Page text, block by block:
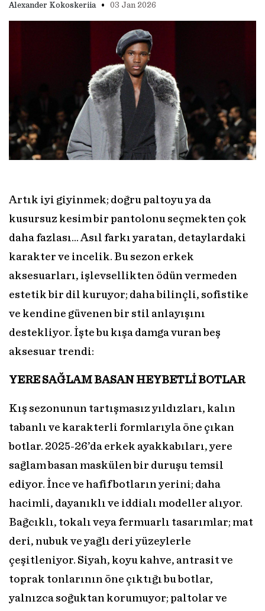
Alexander Kokoskeriia • 03 Jan 2026
Artık iyi giyinmek; doğru paltoyu ya da
kusursuz kesim bir pantolonu seçmekten çok
daha fazlası... Asıl farkı yaratan, detaylardaki
karakter ve incelik. Bu sezon erkek
aksesuarları, işlevsellikten ödün vermeden
estetik bir dil kuruyor; daha bilinçli, sofistike
ve kendine güvenen bir stil anlayışını
destekliyor. İşte bu kışa damga vuran beş
aksesuar trendi:
YERE SAĞLAM BASAN HEYBETLİ BOTLAR
Kış sezonunun tartışmasız yıldızları, kalın
tabanlı ve karakterli formlarıyla öne çıkan
botlar. 2025-26’da erkek ayakkabıları, yere
sağlam basan maskülen bir duruşu temsil
ediyor. İnce ve hafif botların yerini; daha
hacimli, dayanıklı ve iddialı modeller alıyor.
Bağcıklı, tokalı veya fermuarlı tasarımlar; mat
deri, nubuk ve yağlı deri yüzeylerle
çeşitleniyor. Siyah, koyu kahve, antrasit ve
toprak tonlarının öne çıktığı bu botlar,
yalnızca soğuktan korumuyor; paltolar ve